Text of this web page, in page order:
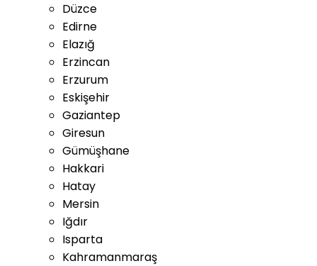
Düzce
Edirne
Elazığ
Erzincan
Erzurum
Eskişehir
Gaziantep
Giresun
Gümüşhane
Hakkari
Hatay
Mersin
Iğdır
Isparta
Kahramanmaraş